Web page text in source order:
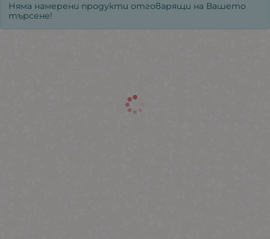
Няма намерени продукти отговарящи на Вашето
търсене!